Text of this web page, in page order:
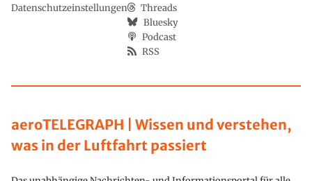
aeroTELEGRAPH | Wissen und verstehen,
was in der Luftfahrt passiert
Datenschutzeinstellungen
Threads
Bluesky
Podcast
RSS